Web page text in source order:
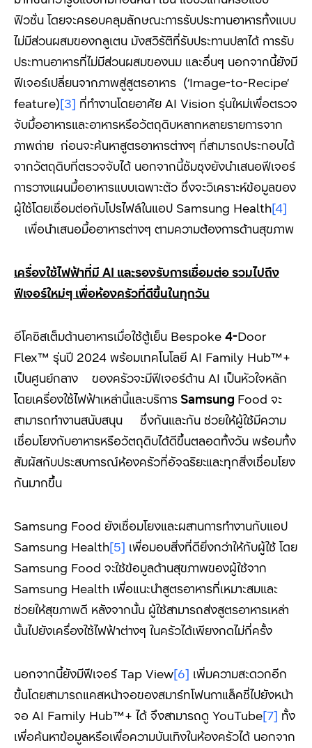
ฟิวชั่น โดยจะครอบคลุมลักษณะการรับประทานอาหารทั้งแบบ
ไม่มีส่วนผสมของกลูเตน มังสวิรัติที่รับประทานปลาได้ การรับ
ประทานอาหารที่ไม่มีส่วนผสมของนม และอื่นๆ นอกจากนี้ยังมี
ฟีเจอร์เปลี่ยนจากภาพสู่สูตรอาหาร (‘Image-to-Recipe’
feature)[3] ที่ทำงานโดยอาศัย AI Vision รุ่นใหม่เพื่อตรวจ
จับมื้ออาหารและอาหารหรือวัตถุดิบหลากหลายรายการจาก
ภาพถ่าย ก่อนจะค้นหาสูตรอาหารต่างๆ ที่สามารถประกอบได้
จากวัตถุดิบที่ตรวจจับได้ นอกจากนี้ซัมซุงยังนำเสนอฟีเจอร์
การวางแผนมื้ออาหารแบบเฉพาะตัว ซึ่งจะวิเคราะห์ข้อมูลของ
ผู้ใช้โดยเชื่อมต่อกับโปรไฟล์ในแอป Samsung Health[4]
เพื่อนำเสนอมื้ออาหารต่างๆ ตามความต้องการด้านสุขภาพ
เครื่องใช้ไฟฟ้าที่มี AI และรองรับการเชื่อมต่อ รวมไปถึง
ฟีเจอร์ใหม่ๆ เพื่อห้องครัวที่ดีขึ้นในทุกวัน
อีโคซิสเต็มด้านอาหารเมื่อใช้ตู้เย็น Bespoke 4-Door
Flex™ รุ่นปี 2024 พร้อมเทคโนโลยี AI Family Hub™+
เป็นศูนย์กลาง ของครัวจะมีฟีเจอร์ด้าน AI เป็นหัวใจหลัก
โดยเครื่องใช้ไฟฟ้าเหล่านี้และบริการSamsung Food จะ
สามารถทำงานสนับสนุน ซึ่งกันและกัน ช่วยให้ผู้ใช้มีความ
เชื่อมโยงกับอาหารหรือวัตถุดิบได้ดีขึ้นตลอดทั้งวัน พร้อมทั้ง
สัมผัสกับประสบการณ์ห้องครัวที่อัจฉริยะและทุกสิ่งเชื่อมโยง
กันมากขึ้น
Samsung Food ยังเชื่อมโยงและผสานการทำงานกับแอป
Samsung Health[5] เพื่อมอบสิ่งที่ดียิ่งกว่าให้กับผู้ใช้ โดย
Samsung Food จะใช้ข้อมูลด้านสุขภาพของผู้ใช้จาก
Samsung Health เพื่อแนะนำสูตรอาหารที่เหมาะสมและ
ช่วยให้สุขภาพดี หลังจากนั้น ผู้ใช้สามารถส่งสูตรอาหารเหล่า
นั้นไปยังเครื่องใช้ไฟฟ้าต่างๆ ในครัวได้เพียงกดไม่กี่ครั้ง
นอกจากนี้ยังมีฟีเจอร์ Tap View[6] เพิ่มความสะดวกอีก
ขั้นโดยสามารถแคสหน้าจอของสมาร์ทโฟนกาแล็คซี่ไปยังหน้า
จอ AI Family Hub™+ ได้ จึงสามารถดู YouTube[7] ทั้ง
เพื่อค้นหาข้อมูลหรือเพื่อความบันเทิงในห้องครัวได้ นอกจาก